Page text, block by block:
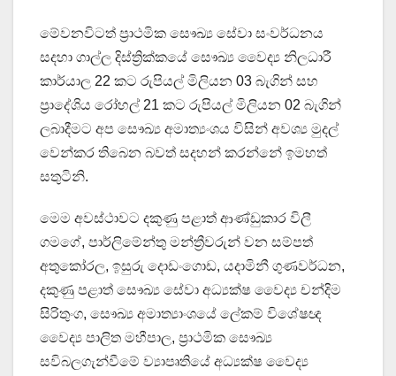
මේවනවිටත් ප්‍රාථමික සෞඛ්‍ය සේවා සංවර්ධනය
සදහා ගාල්ල දිස්ත්‍රික්කයේ සෞඛ්‍ය වෛද්‍ය නිලධාරී
කාර්යාල 22 කට රුපියල් මිලියන 03 බැගින් සහ
ප්‍රාදේශිය රෝහල් 21 කට රුපියල් මිලියන 02 බැගින්
ලබාදීමට අප සෞඛ්‍ය අමාත්‍යංශය විසින් අවශ්‍ය මුදල්
වෙන්කර තිබෙන බවත් සදහන් කරන්නේ ඉමහත්
සතුටිනි.
මෙම අවස්ථාවට දකුණු පළාත් ආණ්ඩුකාර විලී
ගමගේ, පාර්ලිමේන්තු මන්ත්‍රීවරුන් වන සම්පත්
අතුකෝරල, ඉසුරු දොඩංගොඩ, යදාමිනී ගුණවර්ධන,
දකුණු පළාත් සෞඛ්‍ය සේවා අධ්‍යක්ෂ වෛද්‍ය චන්දිම
සිරිතුංග, සෞඛ්‍ය අමාත්‍යාංශයේ ලේකම් විශේෂඥ
වෛද්‍ය පාලිත මහීපාල, ප්‍රාථමික සෞඛ්‍ය
සවිබලගැන්වීමේ ව්‍යාපෘතියේ අධ්‍යක්ෂ වෛද්‍ය